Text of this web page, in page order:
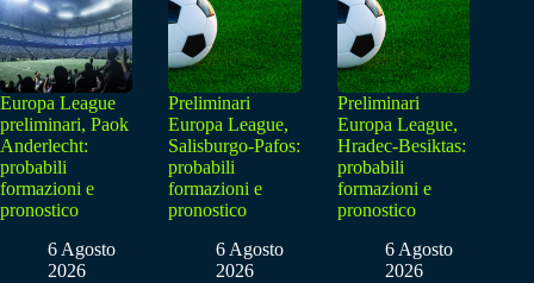
Europa League
preliminari, Paok
Anderlecht:
probabili
formazioni e
pronostico
6 Agosto
2026
Preliminari
Europa League,
Salisburgo-Pafos:
probabili
formazioni e
pronostico
6 Agosto
2026
Preliminari
Europa League,
Hradec-Besiktas:
probabili
formazioni e
pronostico
6 Agosto
2026